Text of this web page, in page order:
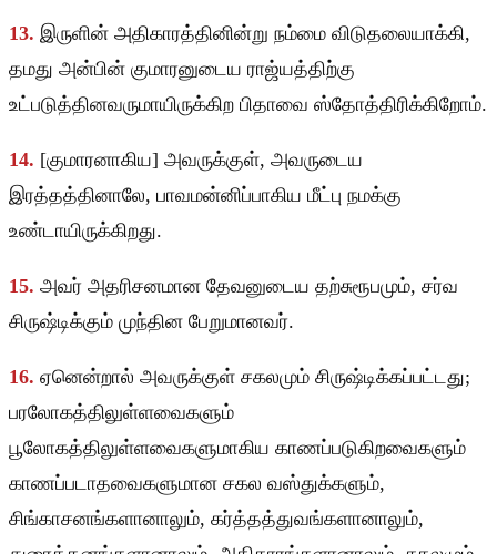
13. இருளின் அதிகாரத்தினின்று நம்மை விடுதலையாக்கி,
தமது அன்பின் குமாரனுடைய ராஜ்யத்திற்கு
உட்படுத்தினவருமாயிருக்கிற பிதாவை ஸ்தோத்திரிக்கிறோம்.
14. [குமாரனாகிய] அவருக்குள், அவருடைய
இரத்தத்தினாலே, பாவமன்னிப்பாகிய மீட்பு நமக்கு
உண்டாயிருக்கிறது.
15. அவர் அதரிசனமான தேவனுடைய தற்சுரூபமும், சர்வ
சிருஷ்டிக்கும் முந்தின பேறுமானவர்.
16. ஏனென்றால் அவருக்குள் சகலமும் சிருஷ்டிக்கப்பட்டது;
பரலோகத்திலுள்ளவைகளும்
பூலோகத்திலுள்ளவைகளுமாகிய காணப்படுகிறவைகளும்
காணப்படாதவைகளுமான சகல வஸ்துக்களும்,
சிங்காசனங்களானாலும், கர்த்தத்துவங்களானாலும்,